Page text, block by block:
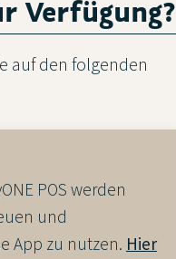
Verfügung?
auf den folgenden
POS werden
und
App zu nutzen. Hier